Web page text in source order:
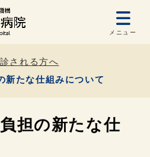
メニュー
される方へ
新たな仕組みについて
担の新たな仕